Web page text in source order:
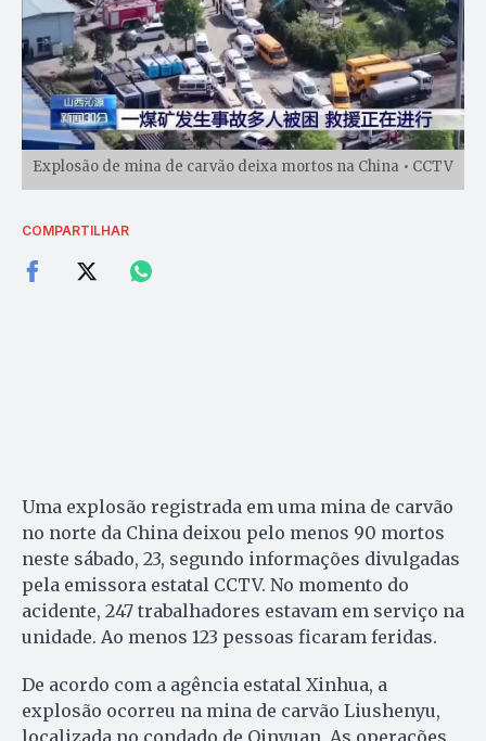
Explosão de mina de carvão deixa mortos na China • CCTV
COMPARTILHAR
Uma explosão registrada em uma mina de carvão
no norte da China deixou pelo menos 90 mortos
neste sábado, 23, segundo informações divulgadas
pela emissora estatal CCTV. No momento do
acidente, 247 trabalhadores estavam em serviço na
unidade. Ao menos 123 pessoas ficaram feridas.
De acordo com a agência estatal Xinhua, a
explosão ocorreu na mina de carvão Liushenyu,
localizada no condado de Qinyuan. As operações